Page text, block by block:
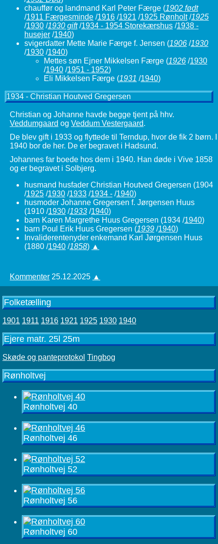
chauffør og landmand Karl Peter Færge (1902 født
/1911 Færgesminde /1916 /1921 /1925 Rønholt/1925
/1930 /1930 gift/1934 - 1954 Storekærshus /1938 -
husejer /1940)
svigerdatter Mette Marie Færge f. Jensen (1906 /1930
/1930 /1940)
Mettes søn Ejner Mikkelsen Færge (1926 /1930
/1940 /1951 - 1952)
Eli Mikkelsen Færge (1931 /1940)
1934 - Christian Houtved Gregersen
Christian og Johanne havde begge tjent på hhv.
Veddumgaard og Veddum Vestergaard.
De blev gift i 1933 og flyttede til Terndup, hvor de fik 2 børn. I
1940 bor de her. De er begravet i Hadsund.
Johannes far boede hos dem i 1940. Han døde i Vive 1858
og er begravet i Solbjerg.
husmand husfader Christian Houtved Gregersen (1904
/1925 /1930 /1933 /1934 - /1940)
husmoder Johanne Gregersen f. Jørgensen Huus
(1910 /1930 /1933 /1940)
barn Karen Margrethe Huus Gregersen (1934 /1940)
barn Poul Erik Huus Gregersen (1939 /1940)
Invaliderentenyder enkemand Karl Jørgensen Huus
(1880 /1940 /1858) ▲
Kommenter 25.12.2025 ▲
Folketælling
1901 1911 1916 1921 1925 1930 1940
Ejere matr. 25l 25m
Skøde og panteprotokol Tingbog
Rønholtvej
Rønholtvej 40
Rønholtvej 46
Rønholtvej 52
Rønholtvej 56
Rønholtvej 60